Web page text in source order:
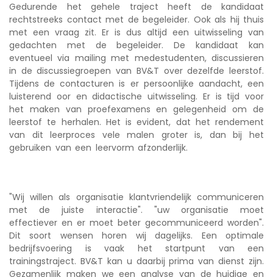
Gedurende het gehele traject heeft de kandidaat
rechtstreeks contact met de begeleider. Ook als hij thuis
met een vraag zit. Er is dus altijd een uitwisseling van
gedachten met de begeleider. De kandidaat kan
eventueel via mailing met medestudenten, discussieren
in de discussiegroepen van BV&T over dezelfde leerstof.
Tijdens de contacturen is er persoonlijke aandacht, een
luisterend oor en didactische uitwisseling. Er is tijd voor
het maken van proefexamens en gelegenheid om de
leerstof te herhalen. Het is evident, dat het rendement
van dit leerproces vele malen groter is, dan bij het
gebruiken van een leervorm afzonderlijk.
"Wij willen als organisatie klantvriendelijk communiceren
met de juiste interactie". "uw organisatie moet
effectiever en er moet beter gecommuniceerd worden".
Dit soort wensen horen wij dagelijks. Een optimale
bedrijfsvoering is vaak het startpunt van een
trainingstraject. BV&T kan u daarbij prima van dienst zijn.
Gezamenlijk maken we een analyse van de huidige en